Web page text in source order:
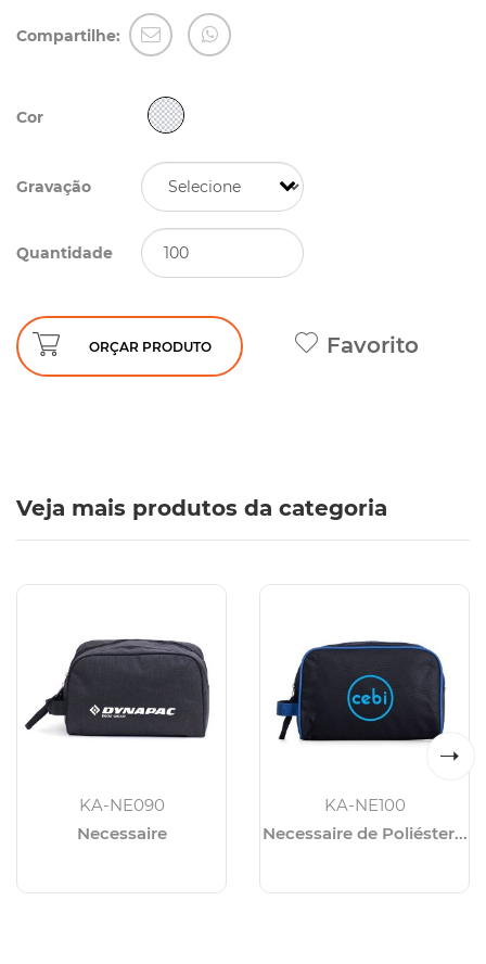
Compartilhe:
Cor
Gravação
Quantidade
ORÇAR PRODUTO Favorito
Veja mais produtos da categoria
KA-NE090
Necessaire
KA-NE100
Necessaire de Poliéster...